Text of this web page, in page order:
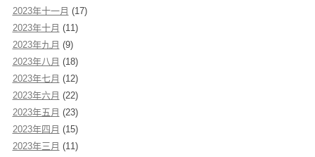
2023年十一月 (17)
2023年十月 (11)
2023年九月 (9)
2023年八月 (18)
2023年七月 (12)
2023年六月 (22)
2023年五月 (23)
2023年四月 (15)
2023年三月 (11)